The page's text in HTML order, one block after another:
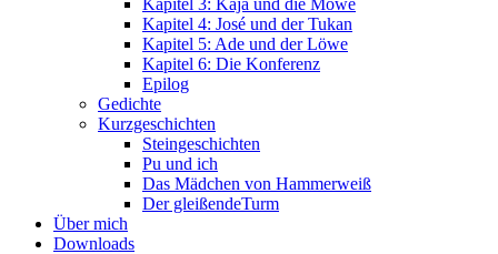
Kapitel 3: Kaja und die Möwe
Kapitel 4: José und der Tukan
Kapitel 5: Ade und der Löwe
Kapitel 6: Die Konferenz
Epilog
Gedichte
Kurzgeschichten
Steingeschichten
Pu und ich
Das Mädchen von Hammerweiß
Der gleißendeTurm
Über mich
Downloads